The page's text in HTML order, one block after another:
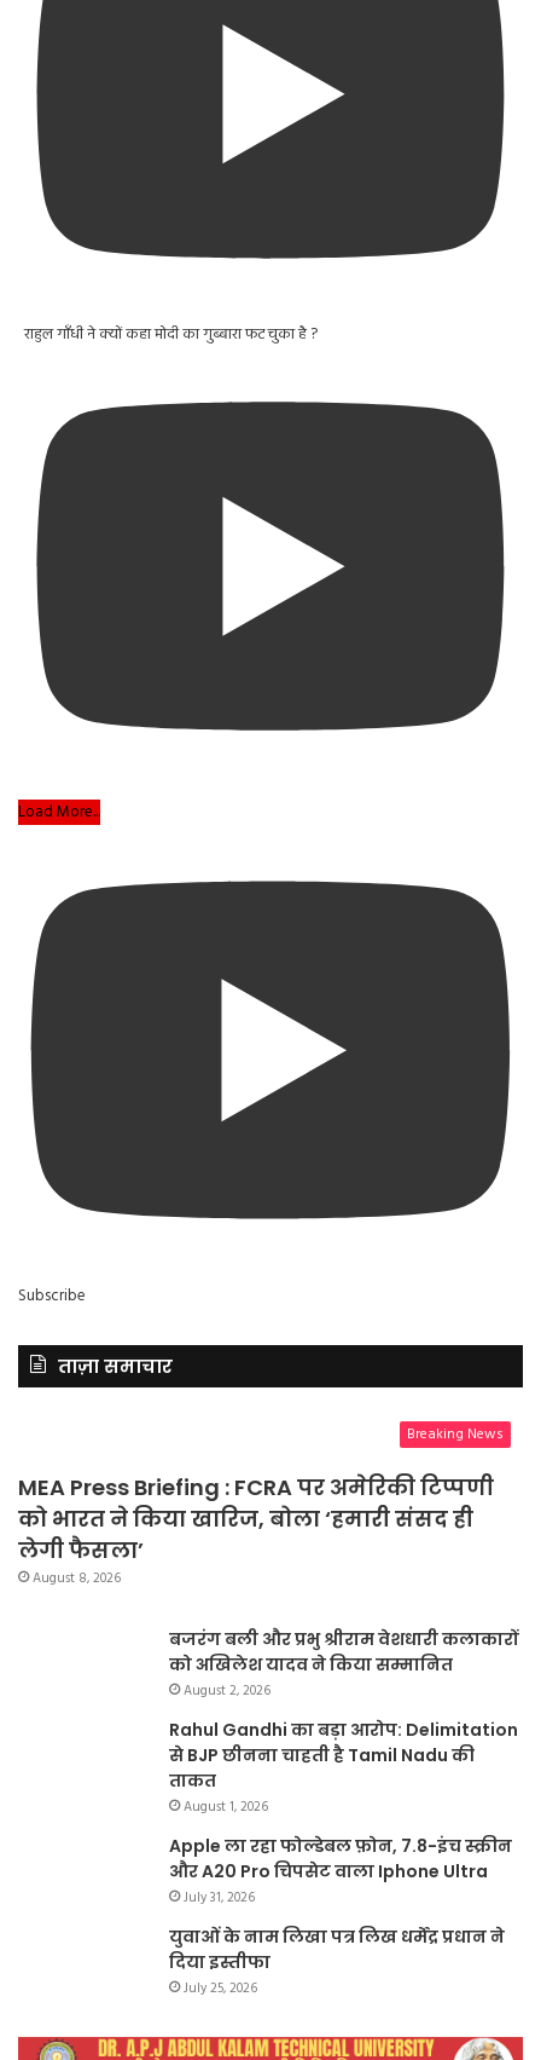
राहुल गाँधी ने क्यों कहा मोदी का गुब्बारा फट चुका है ?
Load More...
Subscribe
ताज़ा समाचार
Breaking News
MEA Press Briefing : FCRA पर अमेरिकी टिप्पणी
को भारत ने किया खारिज, बोला ‘हमारी संसद ही
लेगी फैसला’
August 8, 2026
बजरंग बली और प्रभु श्रीराम वेशधारी कलाकारों
को अखिलेश यादव ने किया सम्मानित
August 2, 2026
Rahul Gandhi का बड़ा आरोप: Delimitation
से BJP छीनना चाहती है Tamil Nadu की
ताकत
August 1, 2026
Apple ला रहा फोल्डेबल फ़ोन, 7.8-इंच स्क्रीन
और A20 Pro चिपसेट वाला Iphone Ultra
July 31, 2026
युवाओं के नाम लिखा पत्र लिख धर्मेंद्र प्रधान ने
दिया इस्तीफा
July 25, 2026